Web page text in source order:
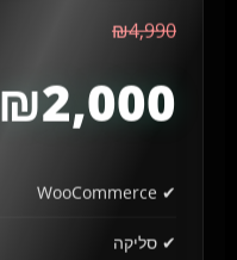
₪4,990
₪2,000
✔ WooCommerce
✔ סליקה